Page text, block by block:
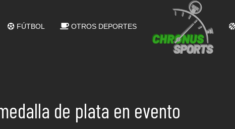
FÚTBOL OTROS DEPORTES
de plata en evento